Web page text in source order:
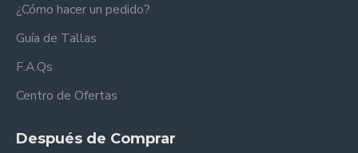
¿Cómo hacer un pedido?
Guía de Tallas
F.A.Qs
Centro de Ofertas
Después de Comprar